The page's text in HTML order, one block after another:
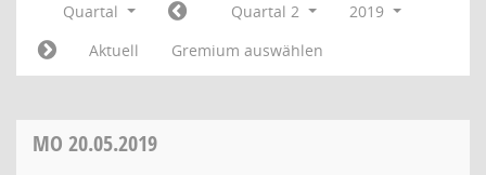
Quartal Quartal 2
2019
Aktuell
Gremium auswählen
MO 20.05.2019